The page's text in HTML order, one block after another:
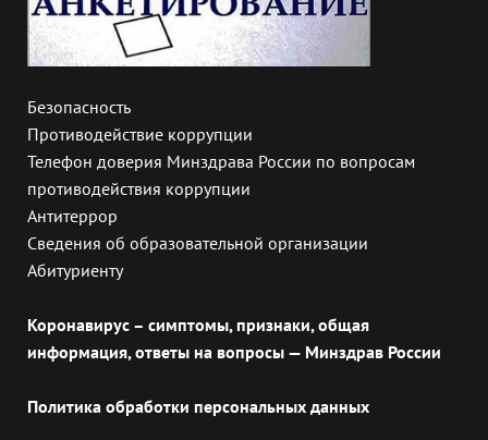
Безопасность
Противодействие коррупции
Телефон доверия Минздрава России по вопросам
противодействия коррупции
Антитеррор
Сведения об образовательной организации
Абитуриенту
Коронавирус – симптомы, признаки, общая
информация, ответы на вопросы — Минздрав России
Политика обработки персональных данных